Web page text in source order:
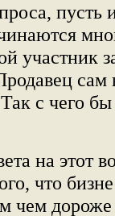
пусть
участник
сам
с чего бы
на этот
что
чем дороже